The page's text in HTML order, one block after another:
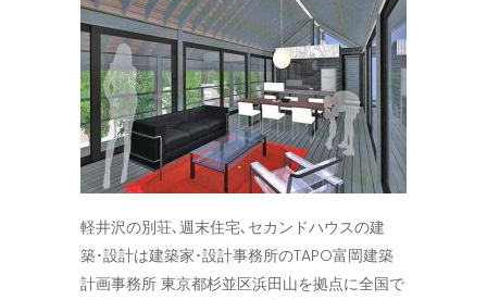
軽井沢の別荘､週末住宅､セカンドハウスの建
築･設計は建築家･設計事務所のTAPO富岡建築
計画事務所 東京都杉並区浜田山を拠点に全国で